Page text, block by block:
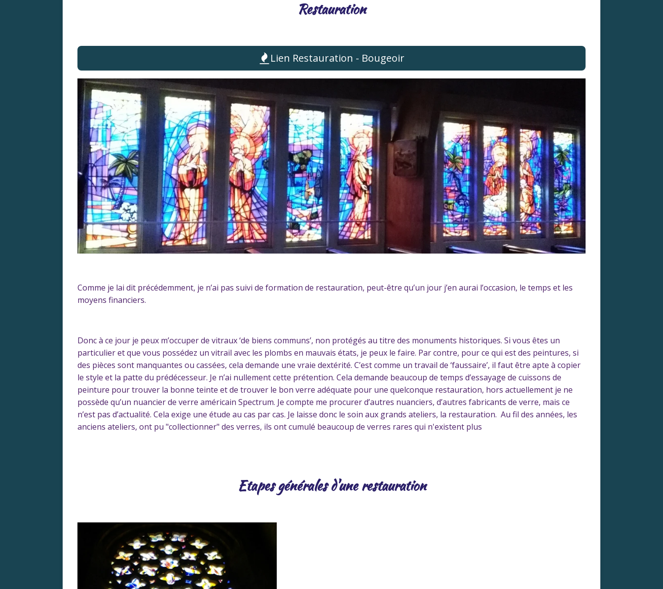
Restauration
Lien Restauration - Bougeoir
Comme je lai dit précédemment, je n’ai pas suivi de formation de restauration, peut-être qu’un jour j’en aurai l’occasion, le temps et les
moyens financiers.
Donc à ce jour je peux m’occuper de vitraux ‘de biens communs’, non protégés au titre des monuments historiques. Si vous êtes un
particulier et que vous possédez un vitrail avec les plombs en mauvais états, je peux le faire. Par contre, pour ce qui est des peintures, si
des pièces sont manquantes ou cassées, cela demande une vraie dextérité. C’est comme un travail de ‘faussaire’, il faut être apte à copier
le style et la patte du prédécesseur. Je n’ai nullement cette prétention. Cela demande beaucoup de temps d’essayage de cuissons de
peinture pour trouver la bonne teinte et de trouver le bon verre adéquate pour une quelconque restauration, hors actuellement je ne
possède qu’un nuancier de verre américain Spectrum. Je compte me procurer d’autres nuanciers, d’autres fabricants de verre, mais ce
n’est pas d’actualité. Cela exige une étude au cas par cas. Je laisse donc le soin aux grands ateliers, la restauration. Au fil des années, les
anciens ateliers, ont pu "collectionner" des verres, ils ont cumulé beaucoup de verres rares qui n'existent plus
Etapes générales d'une restauration